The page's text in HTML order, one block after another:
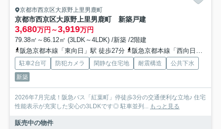
京都市西京区大原野上里男鹿町
京都市西京区大原野上里男鹿町 新築戸建
3,680万円～3,919万円
79.38㎡～86.12㎡ (3LDK～4LDK) /新築 /2階建
阪急京都本線「東向日」駅 徒歩27分
阪急京都本線「西向日」駅 徒歩29分
駐車2台可 防犯カメラ 閑静な住宅地 耐震構造
公共下水
新築
2026年7月完成！阪急バス「紅葉町」停徒歩3分の交通便利な立地♪ 住宅
性能表示が充実した安心の3LDKです◎ 駐車並列... もっと見る
販売中の物件